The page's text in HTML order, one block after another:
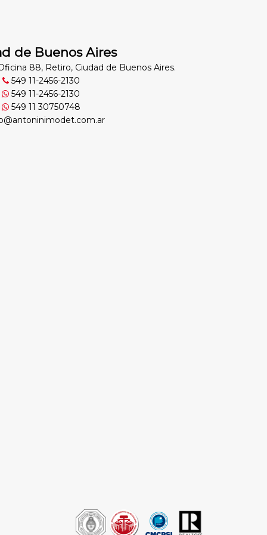
de Buenos Aires
88, Retiro, Ciudad de Buenos Aires.
549 11-2456-2130
549 11-2456-2130
549 11 30750748